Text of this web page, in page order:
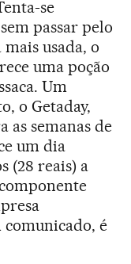
se
passar pelo
usada, o
uma poção
Um
o Getaday,
as semanas de
um dia
(28 reais) a
é